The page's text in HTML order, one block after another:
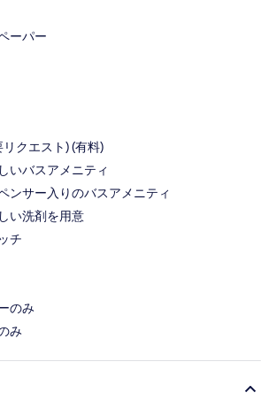
ーパー
クエスト) (有料)
いバスアメニティ
ンサー入りのバスアメニティ
い洗剤を用意
チ
のみ
み